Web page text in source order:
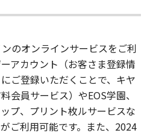
ンのオンラインサービスをご利
アカウント（お客さま登録情
ご登録いただくことで、キヤ
会員サービス）やEOS学園、
プ、プリント枚ルサービスな
ご利用可能です。また、2024